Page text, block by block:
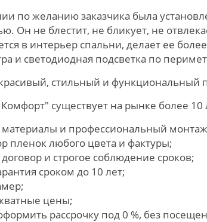
по желанию заказчика была
Он не блестит, не бликует, не
в интерьер спальни, делает ее
и светодиодная подсветка по
стильный и функциональный
существует на рынке более 10
материалы и профессиональный
пленок любого цвета и фактуры;
и строгое соблюдение сроков;
сроком до 10 лет;
цены;
рассрочку под 0 %, без